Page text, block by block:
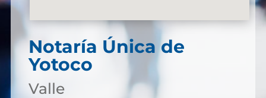
Notaría Única de
Yotoco
Valle